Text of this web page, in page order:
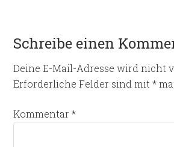
Schreibe einen
Deine E-Mail-Adresse wird nicht
Erforderliche Felder sind mit*
Kommentar*